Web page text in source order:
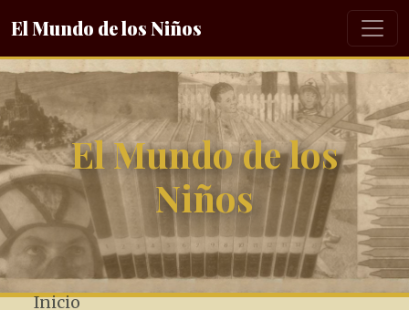
El Mundo de los Niños
El Mundo de los
Niños
Inicio